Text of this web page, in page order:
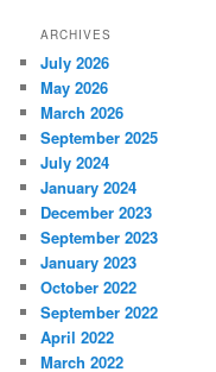
ARCHIVES
July 2026
May 2026
March 2026
September 2025
July 2024
January 2024
December 2023
September 2023
January 2023
October 2022
September 2022
April 2022
March 2022